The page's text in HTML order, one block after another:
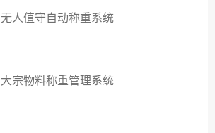
无人值守自动称重系统
大宗物料称重管理系统